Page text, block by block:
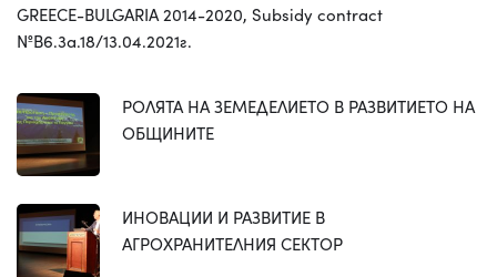
GREECE-BULGARIA 2014-2020, Subsidy contract
№B6.3a.18/13.04.2021г.
РОЛЯТА НА ЗЕМЕДЕЛИЕТО В РАЗВИТИЕТО НА
ОБЩИНИТЕ
ИНОВАЦИИ И РАЗВИТИЕ В
АГРОХРАНИТЕЛНИЯ СЕКТОР